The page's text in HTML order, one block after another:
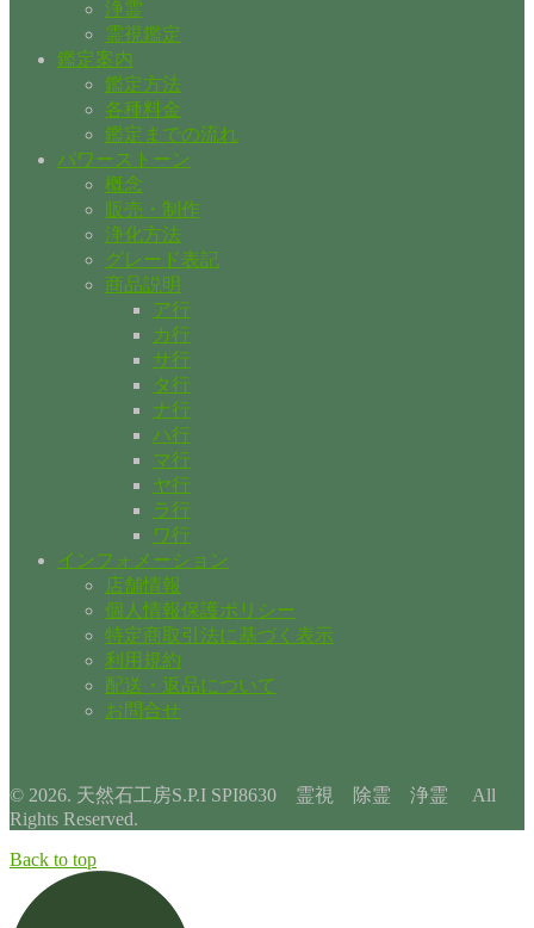
浄霊
霊視鑑定
鑑定案内
鑑定方法
各種料金
鑑定までの流れ
パワーストーン
概念
販売・制作
浄化方法
グレード表記
商品説明
ア行
カ行
サ行
タ行
ナ行
ハ行
マ行
ヤ行
ラ行
ワ行
インフォメーション
店舗情報
個人情報保護ポリシー
特定商取引法に基づく表示
利用規約
配送・返品について
お問合せ
© 2026. 天然石工房S.P.I SPI8630 霊視 除霊 浄霊 All
Rights Reserved.
Back to top